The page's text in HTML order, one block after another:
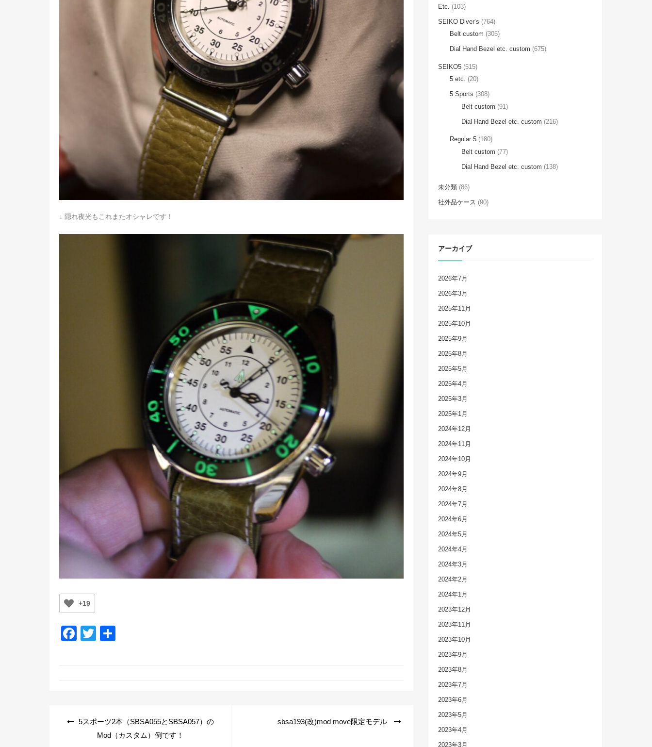
↓ 隠れ夜光もこれまたオシャレです！
+19
F
o
T
5スポーツ2本（SBSA055とSBSA057）の
Mod（カスタム）例です！
sbsa193(改)mod move限定モデル
Etc. (103)
SEIKO Diver’s (764)
Belt custom (305)
Dial Hand Bezel etc. custom (675)
SEIKO5 (515)
5 etc. (20)
5 Sports (308)
Belt custom (91)
Dial Hand Bezel etc. custom (216)
Regular 5 (180)
Belt custom (77)
Dial Hand Bezel etc. custom (138)
未分類 (86)
社外品ケース (90)
アーカイブ
2026年7月
2026年3月
2025年11月
2025年10月
2025年9月
2025年8月
2025年5月
2025年4月
2025年3月
2025年1月
2024年12月
2024年11月
2024年10月
2024年9月
2024年8月
2024年7月
2024年6月
2024年5月
2024年4月
2024年3月
2024年2月
2024年1月
2023年12月
2023年11月
2023年10月
2023年9月
2023年8月
2023年7月
2023年6月
2023年5月
2023年4月
2023年3月